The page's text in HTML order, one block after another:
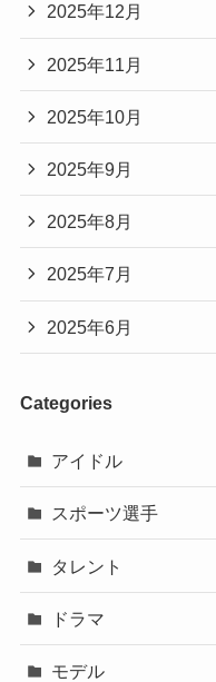
2025年12月
2025年11月
2025年10月
2025年9月
2025年8月
2025年7月
2025年6月
Categories
アイドル
スポーツ選手
タレント
ドラマ
モデル